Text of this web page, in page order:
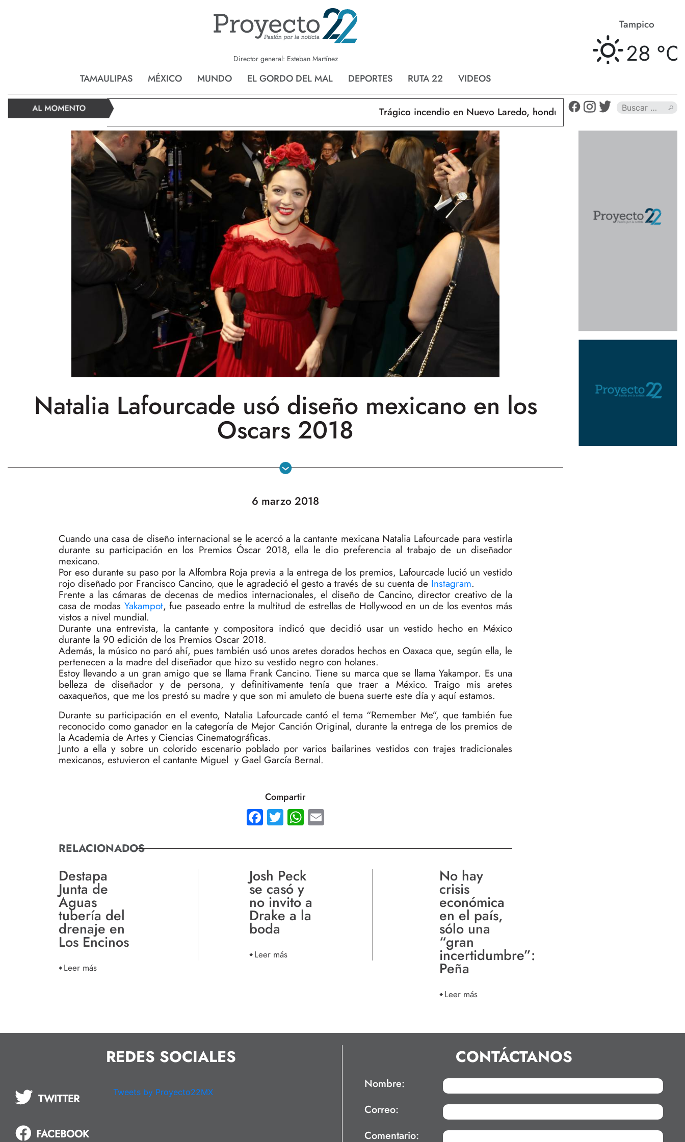
Director general: Esteban Martínez
TAMAULIPAS MÉXICO MUNDO EL GORDO DEL MAL DEPORTES RUTA 22 VIDEOS
Reynosa Nvo. Laredo Tampico
28 ° C
Trágico incendio en Nuevo Laredo, hondureño muere calcinado
Natalia Lafourcade usó diseño mexicano en los
Oscars 2018
6 marzo 2018
Cuando una casa de diseño internacional se le acercó a la cantante mexicana Natalia Lafourcade para vestirla
durante su participación en los Premios Óscar 2018, ella le dio preferencia al trabajo de un diseñador
mexicano.
Por eso durante su paso por la Alfombra Roja previa a la entrega de los premios, Lafourcade lució un vestido
rojo diseñado por Francisco Cancino, que le agradeció el gesto a través de su cuenta de Instagram.
Frente a las cámaras de decenas de medios internacionales, el diseño de Cancino, director creativo de la
casa de modas Yakampot, fue paseado entre la multitud de estrellas de Hollywood en un de los eventos más
vistos a nivel mundial.
Durante una entrevista, la cantante y compositora indicó que decidió usar un vestido hecho en México
durante la 90 edición de los Premios Oscar 2018.
Además, la músico no paró ahí, pues también usó unos aretes dorados hechos en Oaxaca que, según ella, le
pertenecen a la madre del diseñador que hizo su vestido negro con holanes.
Estoy llevando a un gran amigo que se llama Frank Cancino. Tiene su marca que se llama Yakampor. Es una
belleza de diseñador y de persona, y definitivamente tenía que traer a México. Traigo mis aretes
oaxaqueños, que me los prestó su madre y que son mi amuleto de buena suerte este día y aquí estamos.
Durante su participación en el evento, Natalia Lafourcade cantó el tema “Remember Me”, que también fue
reconocido como ganador en la categoría de Mejor Canción Original, durante la entrega de los premios de
la Academia de Artes y Ciencias Cinematográficas.
Junto a ella y sobre un colorido escenario poblado por varios bailarines vestidos con trajes tradicionales
mexicanos, estuvieron el cantante Miguel y Gael García Bernal.
Compartir
Facebook
TwitterWhatsApp
RELACIONADOS
Destapa
Junta de
Aguas
tubería del
drenaje en
Los Encinos
Leer más
Josh Peck
se casó y
no invito a
Drake a la
boda
Leer más
No hay
crisis
económica
en el país,
sólo una
“gran
incertidumbre”:
Peña
Leer más
REDES SOCIALES
TWITTER
FACEBOOK
Tweets by Proyecto22MX
CONTÁCTANOS
Nombre:
Correo:
Comentario: